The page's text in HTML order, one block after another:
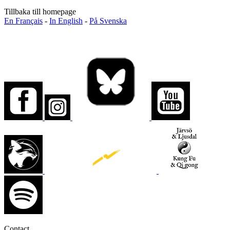
Tillbaka till homepage
En Français - In English - På Svenska